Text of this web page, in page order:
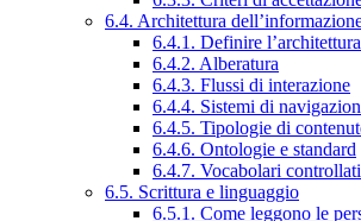
6.4. Architettura
6.4.1. Definire
6.4.2. Alberatura
6.4.3. Flussi di interazione
6.4.4. Sistemi di
6.4.5. Tipologie di
6.4.6. Ontologie e standard
6.4.7. Vocabolari
6.5. Scrittura e linguaggio
6.5.1. Come leggono le